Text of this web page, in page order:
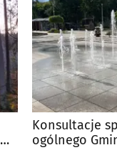
Konsultacje
ogólnego